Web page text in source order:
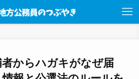
からハガキがなぜ届